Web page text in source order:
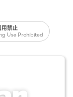
禁止
Use Prohibited